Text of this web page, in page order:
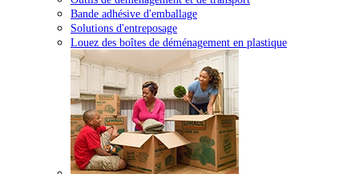
Bande adhésive d'emballage
Solutions d'entreposage
Louez des boîtes de déménagement en plastique